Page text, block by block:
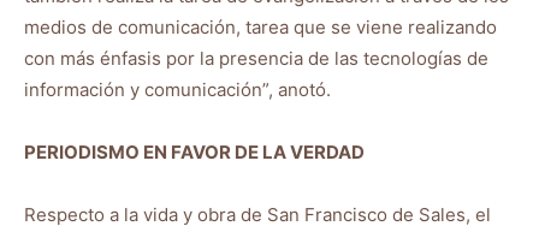
medios de comunicación, tarea que se viene realizando
con más énfasis por la presencia de las tecnologías de
información y comunicación”, anotó.
PERIODISMO EN FAVOR DE LA VERDAD
Respecto a la vida y obra de San Francisco de Sales, el